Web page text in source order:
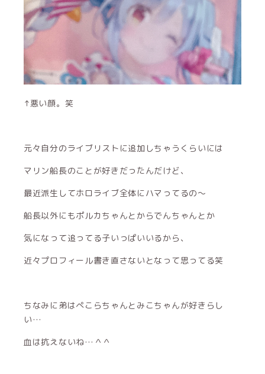
↑悪い顔。笑
元々自分のライブリストに追加しちゃうくらいには
マリン船長のことが好きだったんだけど、
最近派生してホロライブ全体にハマってるの〜
船長以外にもポルカちゃんとからでんちゃんとか
気になって追ってる子いっぱいいるから、
近々プロフィール書き直さないとなって思ってる笑
ちなみに弟はぺこらちゃんとみこちゃんが好きらし
い…
血は抗えないね…＾＾